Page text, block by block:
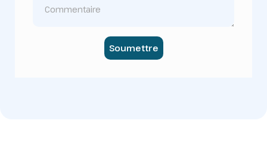
Soumettre